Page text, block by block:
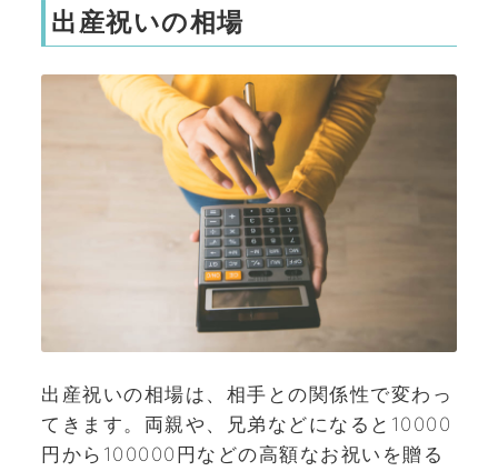
出産祝いの相場
出産祝いの相場は、相手との関係性で変わっ
てきます。両親や、兄弟などになると10000
円から100000円などの高額なお祝いを贈る